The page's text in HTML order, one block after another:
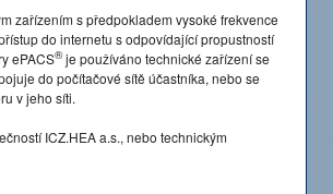
zařízením s předpokladem vysoké frekvence
do internetu s odpovídající propustností
ePACS®je používáno technické zařízení se
do počítačové sítě účastníka, nebo se
v jeho síti.
ICZ.HEA a.s., nebo technickým